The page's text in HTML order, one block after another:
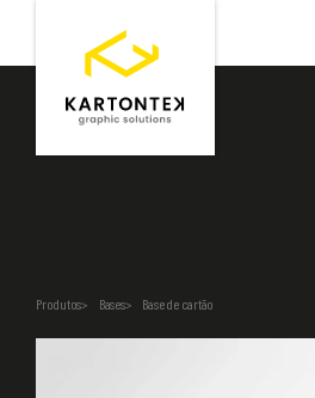
Produtos Bases Base de cartão